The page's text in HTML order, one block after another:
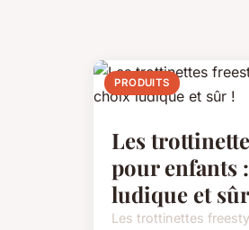
PRODUITS
Les
pour enfants
ludique et
Les trottinettes